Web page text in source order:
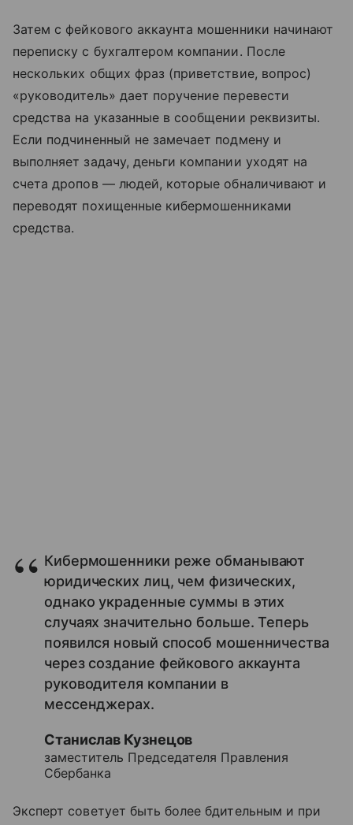
Затем с фейкового аккаунта мошенники начинают
переписку с бухгалтером компании. После
нескольких общих фраз (приветствие, вопрос)
«руководитель» дает поручение перевести
средства на указанные в сообщении реквизиты.
Если подчиненный не замечает подмену и
выполняет задачу, деньги компании уходят на
счета дропов — людей, которые обналичивают и
переводят похищенные кибермошенниками
средства.
Кибермошенники реже обманывают
юридических лиц, чем физических,
однако украденные суммы в этих
случаях значительно больше. Теперь
появился новый способ мошенничества
через создание фейкового аккаунта
руководителя компании в
мессенджерах.
Станислав Кузнецов
заместитель Председателя Правления
Сбербанка
Эксперт советует быть более бдительным и при